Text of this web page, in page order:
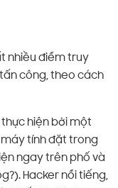
nhiều điểm truy
công, theo cách
thực hiện bởi một
tính đặt trong
ngay trên phố và
Hacker nổi tiếng,